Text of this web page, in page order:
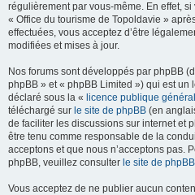
régulièrement par vous-même. En effet,
« Office du tourisme de Topoldavie »
effectuées, vous acceptez d’être
modifiées et mises à jour.
Nos forums sont développés par phpBB
phpBB » et « phpBB Limited ») qui est
déclaré sous la « licence publique
téléchargé sur le site de phpBB (en
de faciliter les discussions sur internet et
être tenu comme responsable de la
acceptons et que nous n’acceptons pas.
phpBB, veuillez consulter le site de phpBB
Vous acceptez de ne publier aucun